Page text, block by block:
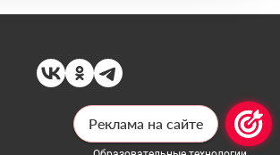
Успешная школа
Реклама на сайте